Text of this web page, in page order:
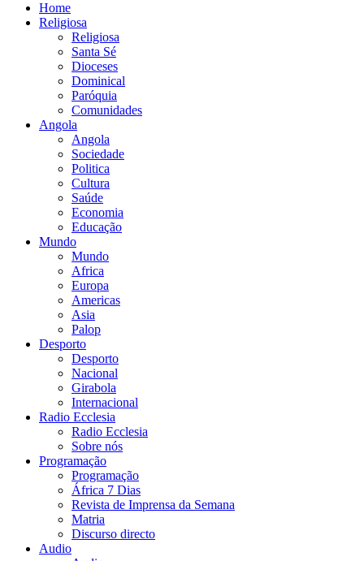
Home
Religiosa
Religiosa
Santa Sé
Dioceses
Dominical
Paróquia
Comunidades
Angola
Angola
Sociedade
Politica
Cultura
Saúde
Economia
Educação
Mundo
Mundo
Africa
Europa
Americas
Asia
Palop
Desporto
Desporto
Nacional
Girabola
Internacional
Radio Ecclesia
Radio Ecclesia
Sobre nós
Programação
Programação
África 7 Dias
Revista de Imprensa da Semana
Matria
Discurso directo
Audio